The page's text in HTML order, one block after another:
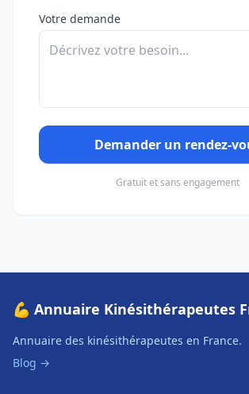
Votre demande
Demander un rendez-
Gratuit et sans engagement
💪 Annuaire Kinésithérapeutes
Annuaire des kinésithérapeutes en France.
Blog →